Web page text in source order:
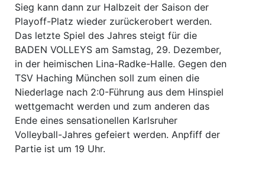
Sieg kann dann zur Halbzeit der Saison der
Playoff-Platz wieder zurückerobert werden.
Das letzte Spiel des Jahres steigt für die
BADEN VOLLEYS am Samstag, 29. Dezember,
in der heimischen Lina-Radke-Halle. Gegen den
TSV Haching München soll zum einen die
Niederlage nach 2:0-Führung aus dem Hinspiel
wettgemacht werden und zum anderen das
Ende eines sensationellen Karlsruher
Volleyball-Jahres gefeiert werden. Anpfiff der
Partie ist um 19 Uhr.